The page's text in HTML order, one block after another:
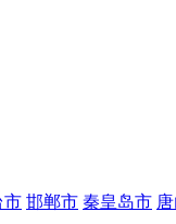
市 邯郸市 秦皇岛市